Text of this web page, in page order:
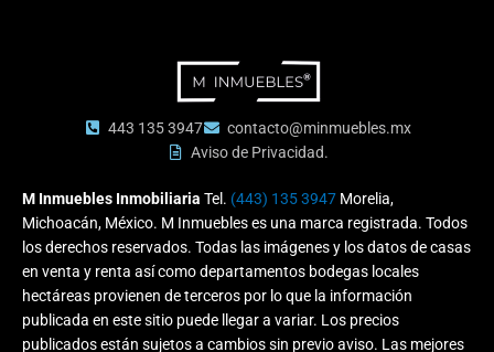
443 135 3947
contacto@minmuebles.mx
Aviso de Privacidad.
M Inmuebles Inmobiliaria Tel. (443) 135 3947 Morelia,
Michoacán, México. M Inmuebles es una marca registrada. Todos
los derechos reservados. Todas las imágenes y los datos de casas
en venta y renta así como departamentos bodegas locales
hectáreas provienen de terceros por lo que la información
publicada en este sitio puede llegar a variar. Los precios
publicados están sujetos a cambios sin previo aviso. Las mejores